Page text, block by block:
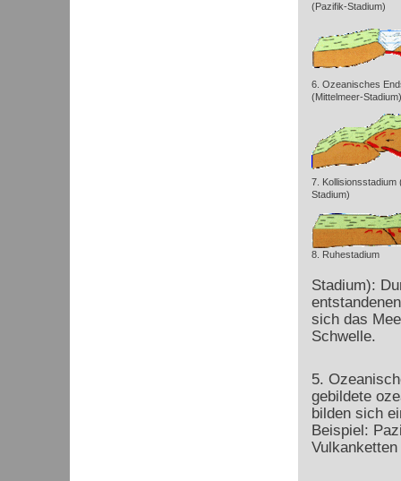
(Pazifik-Stadium)
6. Ozeanisches
(Mittelmeer-Stadium)
7. Kollisionsstadium
Stadium)
8. Ruhestadium
Stadium):
sich das
Schwelle.
5.
gebildete
bilden sich
Beispiel: